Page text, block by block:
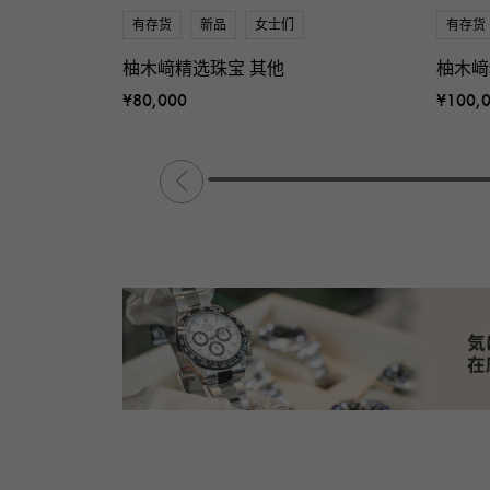
有存货 新品 女士们
柚木﨑精选珠宝 其他
¥80,000
有存货
柚木